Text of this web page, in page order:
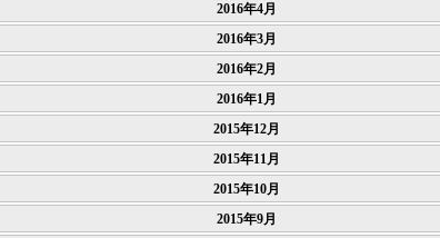
2016年4月
2016年3月
2016年2月
2016年1月
2015年12月
2015年11月
2015年10月
2015年9月